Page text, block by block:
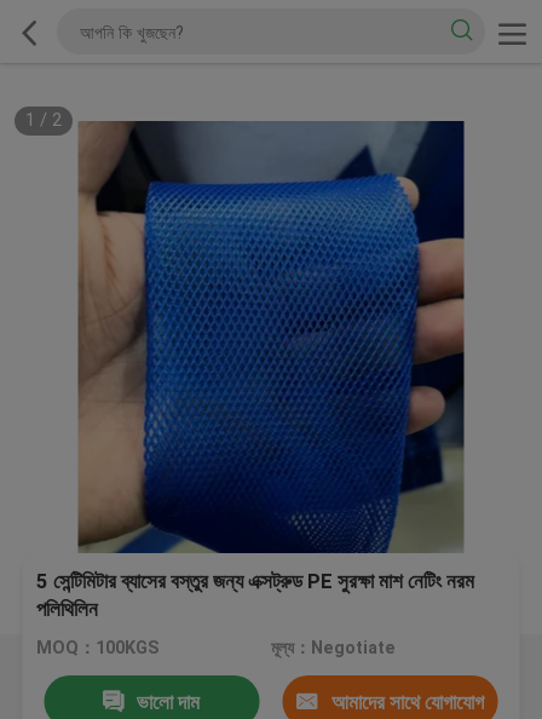
1 / 2
5 সেন্টিমিটার ব্যাসের বস্তুর জন্য এক্সট্রুড PE সুরক্ষা মাশ নেটিং নরম
পলিথিলিন
MOQ：100KGS মূল্য：Negotiate
ভালো দাম আমাদের সাথে যোগাযোগ